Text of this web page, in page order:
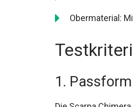
Obermaterial:
1.
Die Scarpa